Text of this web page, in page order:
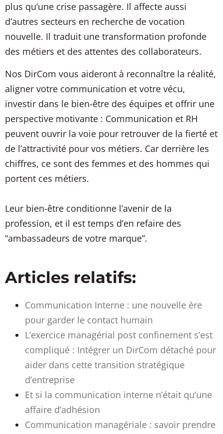
plus qu’une crise passagère. Il affecte aussi
d’autres secteurs en recherche de vocation
nouvelle. Il traduit une transformation profonde
des métiers et des attentes des collaborateurs.
Nos DirCom vous aideront à reconnaître la réalité,
aligner votre communication et votre vécu,
investir dans le bien-être des équipes et offrir une
perspective motivante : Communication et RH
peuvent ouvrir la voie pour retrouver de la fierté et
de l’attractivité pour vos métiers. Car derrière les
chiffres, ce sont des femmes et des hommes qui
portent ces métiers.
Leur bien-être conditionne l’avenir de la
profession, et il est temps d’en refaire des
“ambassadeurs de votre marque”.
Articles relatifs:
Communication Interne : une nouvelle ère
pour garder le contact humain
L’exercice managérial post confinement s’est
compliqué : Intégrer un DirCom détaché pour
aider dans cette transition stratégique
d’entreprise
Et si la communication interne n’était qu’une
affaire d’adhésion
Communication managériale : savoir prendre